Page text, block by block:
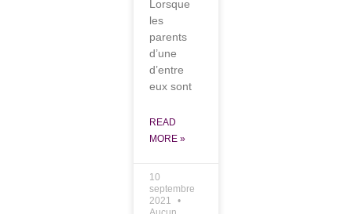
Lorsque
les
parents
d’une
d’entre
eux sont
READ
MORE »
10
septembre
2021